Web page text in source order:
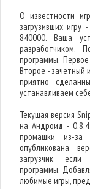
О известности
загрузивших игру
840000. Ваша
разработчиком.
программы.
Второе - зачетный
приятно
устанавливаем
Текущая версия
на Андроид -
промашки из-за
опубликована
загрузчик, если
программы.
любимые игры,